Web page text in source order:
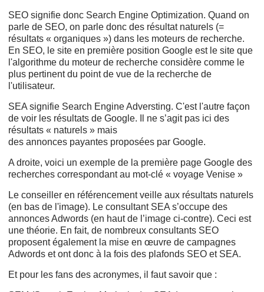
SEO signifie donc Search Engine Optimization. Quand on
parle de SEO, on parle donc des résultat naturels (=
résultats « organiques ») dans les moteurs de recherche.
En SEO, le site en première position Google est le site que
l'algorithme du moteur de recherche considère comme le
plus pertinent du point de vue de la recherche de
l'utilisateur.
SEA signifie Search Engine Adversting. C'est l'autre façon
de voir les résultats de Google. Il ne s’agit pas ici des
résultats « naturels » mais
des annonces payantes proposées par Google.
A droite, voici un exemple de la première page Google des
recherches correspondant au mot-clé « voyage Venise »
Le conseiller en référencement veille aux résultats naturels
(en bas de l'image). Le consultant SEA s’occupe des
annonces Adwords (en haut de l’image ci-contre). Ceci est
une théorie. En fait, de nombreux consultants SEO
proposent également la mise en œuvre de campagnes
Adwords et ont donc à la fois des plafonds SEO et SEA.
Et pour les fans des acronymes, il faut savoir que :